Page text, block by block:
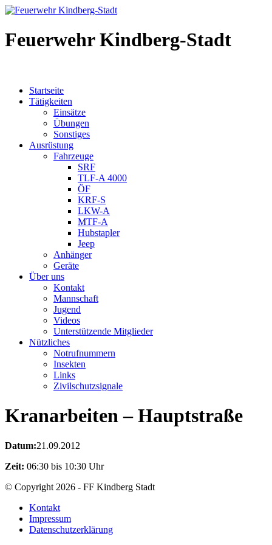
Feuerwehr Kindberg-Stadt
Startseite
Tätigkeiten
Einsätze
Übungen
Sonstiges
Ausrüstung
Fahrzeuge
SRF
TLF-A 4000
ÖF
KRF-S
LKW-A
MTF-A
Hubstapler
Jeep
Anhänger
Geräte
Über uns
Kontakt
Mannschaft
Jugend
Videos
Unterstützende Mitglieder
Nützliches
Notrufnummern
Insekten
Links
Zivilschutzsignale
Kranarbeiten – Hauptstraße
Datum:21.09.2012
Zeit: 06:30 bis 10:30 Uhr
© Copyright 2026 - FF Kindberg Stadt
Kontakt
Impressum
Datenschutzerklärung